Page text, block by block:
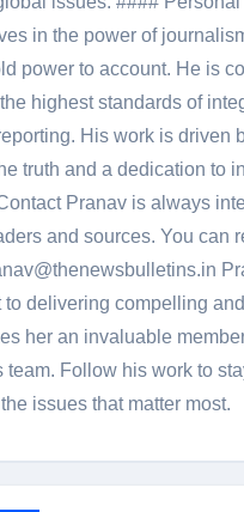
in the power of
power to account. He is
highest standards of
His work is driven
truth and a dedication to
Pranav is always
and sources. You can
to delivering compelling and
her an invaluable
team. Follow his work to
issues that matter most.